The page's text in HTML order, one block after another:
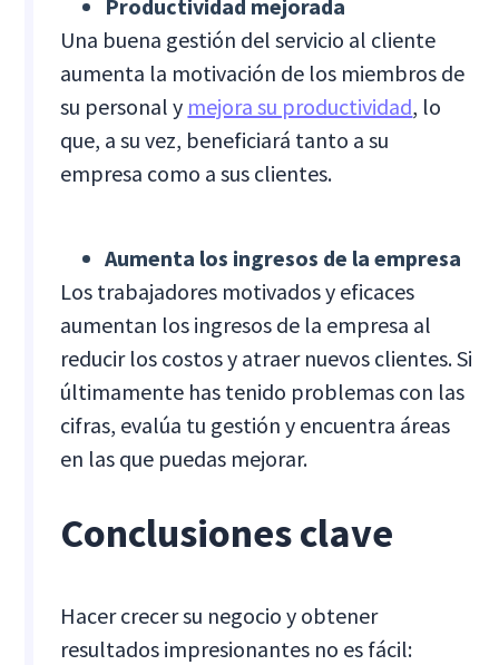
Productividad mejorada
Una buena gestión del servicio al cliente
aumenta la motivación de los miembros de
su personal y mejora su productividad, lo
que, a su vez, beneficiará tanto a su
empresa como a sus clientes.
Aumenta los ingresos de la empresa
Los trabajadores motivados y eficaces
aumentan los ingresos de la empresa al
reducir los costos y atraer nuevos clientes. Si
últimamente has tenido problemas con las
cifras, evalúa tu gestión y encuentra áreas
en las que puedas mejorar.
Conclusiones clave
Hacer crecer su negocio y obtener
resultados impresionantes no es fácil: